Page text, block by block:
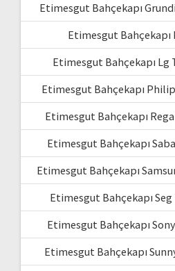
Etimesgut Bahçekapı
Etimesgut Bahçekapı
Etimesgut Bahçekapı Lg
Etimesgut Bahçekapı
Etimesgut Bahçekapı
Etimesgut Bahçekapı
Etimesgut Bahçekapı
Etimesgut Bahçekapı
Etimesgut Bahçekapı
Etimesgut Bahçekapı